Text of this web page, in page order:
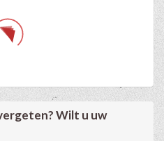
Wilt u uw